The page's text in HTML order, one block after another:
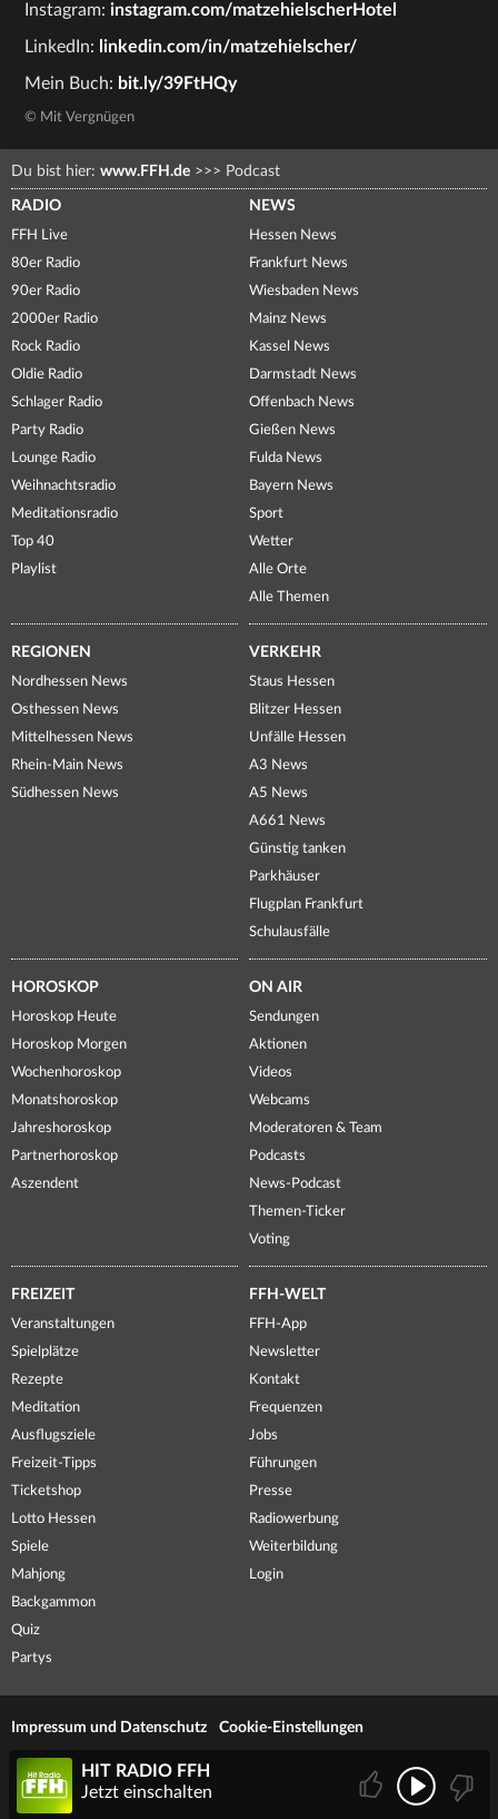
Instagram:instagram.com/matzehielscherHotel
LinkedIn: linkedin.com/in/matzehielscher/
Mein Buch: bit.ly/39FtHQy
© Mit Vergnügen
Du bist hier: www.FFH.de >>> Podcast
RADIO
FFH Live
80er Radio
90er Radio
2000er Radio
Rock Radio
Oldie Radio
Schlager Radio
Party Radio
Lounge Radio
Weihnachtsradio
Meditationsradio
Top 40
Playlist
NEWS
Hessen News
Frankfurt News
Wiesbaden News
Mainz News
Kassel News
Darmstadt News
Offenbach News
Gießen News
Fulda News
Bayern News
Sport
Wetter
Alle Orte
Alle Themen
REGIONEN
Nordhessen News
Osthessen News
Mittelhessen News
Rhein-Main News
Südhessen News
VERKEHR
Staus Hessen
Blitzer Hessen
Unfälle Hessen
A3 News
A5 News
A661 News
Günstig tanken
Parkhäuser
Flugplan Frankfurt
Schulausfälle
HOROSKOP
Horoskop Heute
Horoskop Morgen
Wochenhoroskop
Monatshoroskop
Jahreshoroskop
Partnerhoroskop
Aszendent
ON AIR
Sendungen
Aktionen
Videos
Webcams
Moderatoren & Team
Podcasts
News-Podcast
Themen-Ticker
Voting
FREIZEIT
Veranstaltungen
Spielplätze
Rezepte
Meditation
Ausflugsziele
Freizeit-Tipps
Ticketshop
Lotto Hessen
Spiele
Mahjong
Backgammon
Quiz
Partys
FFH-WELT
FFH-App
Newsletter
Kontakt
Frequenzen
Jobs
Führungen
Presse
Radiowerbung
Weiterbildung
Login
Impressum und Datenschutz Cookie-Einstellungen
HIT RADIO FFH
Jetzt einschalten